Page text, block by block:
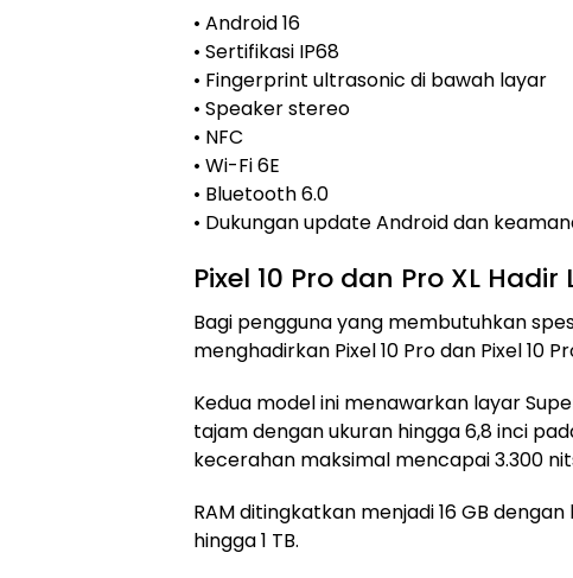
• Android 16
• Sertifikasi IP68
• Fingerprint ultrasonic di bawah layar
• Speaker stereo
• NFC
• Wi-Fi 6E
• Bluetooth 6.0
• Dukungan update Android dan
Pixel 10 Pro dan Pro XL
Bagi pengguna yang membutuhkan
menghadirkan Pixel 10 Pro dan Pixel 10
Kedua model ini menawarkan layar
tajam dengan ukuran hingga 6,8 inci
kecerahan maksimal mencapai 3.300
RAM ditingkatkan menjadi 16 GB
hingga 1 TB.